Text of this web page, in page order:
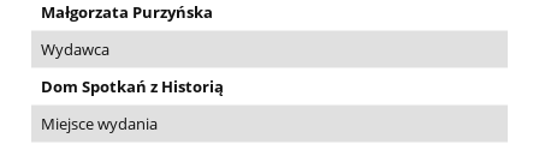
Małgorzata Purzyńska
Wydawca
Dom Spotkań z Historią
Miejsce wydania